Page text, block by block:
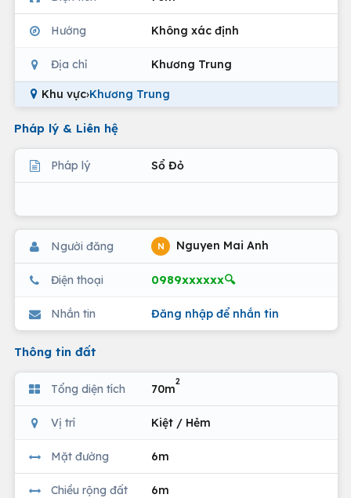
Hướng Không xác định
Địa chỉ Khương Trung
Khu vực›Khương Trung
Pháp lý & Liên hệ
Pháp lý Sổ Đỏ
Người đăng N Nguyen Mai Anh
Điện thoại 0989xxxxxx🔍
Nhắn tin Đăng nhập để nhắn tin
Thông tin đất
Tổng diện tích 70m
2
Vị trí Kiệt / Hẻm
Mặt đường 6m
Chiều rộng đất 6m